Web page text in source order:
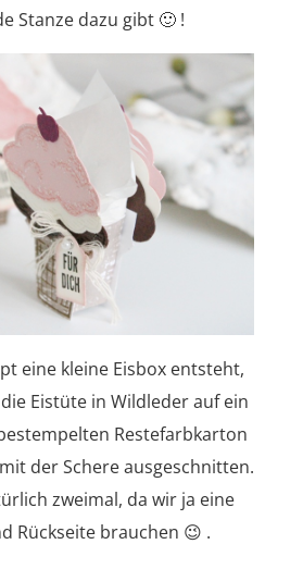
Stanze dazu gibt 🙂 !
eine kleine Eisbox entsteht,
Eistüte in Wildleder auf ein
Restefarbkarton
der Schere ausgeschnitten.
zweimal, da wir ja eine
Rückseite brauchen 😉 .